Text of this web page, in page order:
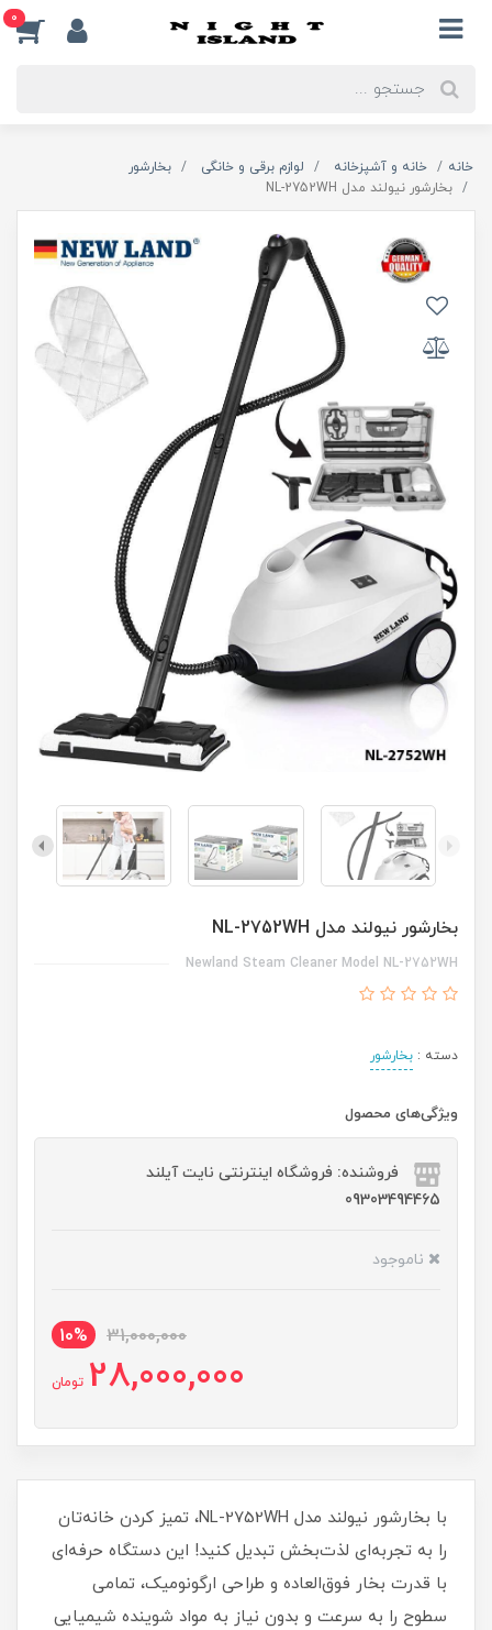
0
خانه خانه و آشپزخانه لوازم برقی و خانگی
بخارشور
بخارشور نیولند مدل NL-2752WH
بخارشور نیولند مدل NL-2752WH
Newland Steam Cleaner Model NL-2752WH
دسته : بخارشور
ویژگی‌های محصول
فروشنده: فروشگاه اینترنتی نایت آیلند
09303494465
ناموجود
31,000,000
10%
28,000,000 تومان
با بخارشور نیولند مدل NL-2752WH، تمیز کردن خانه‌تان
را به تجربه‌ای لذت‌بخش تبدیل کنید! این دستگاه حرفه‌ای
با قدرت بخار فوق‌العاده و طراحی ارگونومیک، تمامی
سطوح را به سرعت و بدون نیاز به مواد شوینده شیمیایی